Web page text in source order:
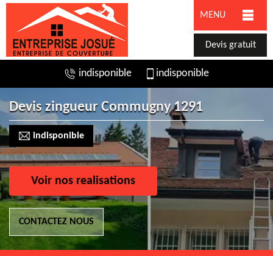
MENU
Devis gratuit
indisponible indisponible
Devis zingueur Commugny 1291
indisponible
Voir nos realisations
CONTACTEZ NOUS